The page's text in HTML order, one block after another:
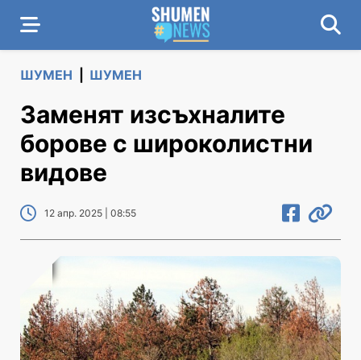
ШУМЕН ШУМЕН
Заменят изсъхналите
борове с широколистни
видове
12 апр. 2025 | 08:55